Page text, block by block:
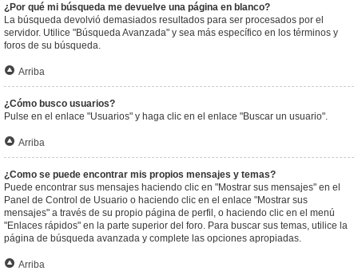
¿Por qué mi búsqueda me devuelve una página en blanco?
La búsqueda devolvió demasiados resultados para ser procesados por el
servidor. Utilice "Búsqueda Avanzada" y sea más específico en los términos y
foros de su búsqueda.
Arriba
¿Cómo busco usuarios?
Pulse en el enlace "Usuarios" y haga clic en el enlace "Buscar un usuario".
Arriba
¿Como se puede encontrar mis propios mensajes y temas?
Puede encontrar sus mensajes haciendo clic en "Mostrar sus mensajes" en el
Panel de Control de Usuario o haciendo clic en el enlace "Mostrar sus
mensajes" a través de su propio página de perfil, o haciendo clic en el menú
"Enlaces rápidos" en la parte superior del foro. Para buscar sus temas, utilice la
página de búsqueda avanzada y complete las opciones apropiadas.
Arriba